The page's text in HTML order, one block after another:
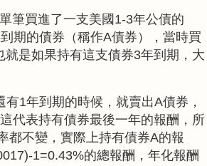
筆買進了一支美國 1-3年公債的
期的債券（稱作A債券），當時買
就是如果持有這支債券3年到期，大
有1年到期的時候，就賣出A債券，
代表持有債券最後一年的報酬 ，所
都不變，實際上持有債券A的報
1=0.43%的總報酬 ，年化報酬